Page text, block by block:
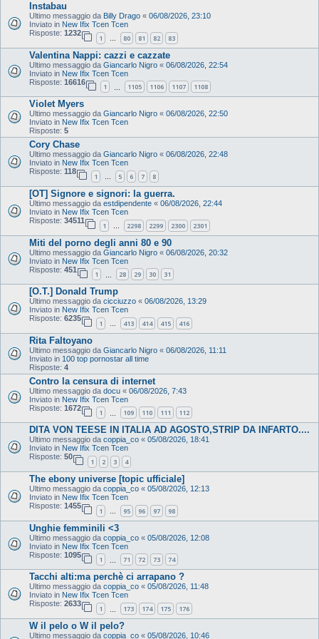
Instabau
Ultimo messaggio da Billy Drago « 06/08/2026, 23:10
Inviato in New Ifix Tcen Tcen
Risposte: 1232
1 … 80 81 82 83
Valentina Nappi: cazzi e cazzate
Ultimo messaggio da Giancarlo Nigro « 06/08/2026, 22:54
Inviato in New Ifix Tcen Tcen
Risposte: 16616
1 1105 1106 1107 1108
Violet Myers
Ultimo messaggio da Giancarlo Nigro « 06/08/2026, 22:50
Inviato in New Ifix Tcen Tcen
Risposte: 5
Cory Chase
Ultimo messaggio da Giancarlo Nigro « 06/08/2026, 22:48
Inviato in New Ifix Tcen Tcen
Risposte: 118
1 … 5 6 7 8
[OT] Signore e signori: la guerra.
Ultimo messaggio da estdipendente « 06/08/2026, 22:44
Inviato in New Ifix Tcen Tcen
Risposte: 34511
1 … 2298 2299 2300 2301
Miti del porno degli anni 80 e 90
Ultimo messaggio da Giancarlo Nigro « 06/08/2026, 20:32
Inviato in New Ifix Tcen Tcen
Risposte: 451
1 28 29 30 31
[O.T.] Donald Trump
Ultimo messaggio da cicciuzzo « 06/08/2026, 13:29
Inviato in New Ifix Tcen Tcen
Risposte: 6235
1 … 413 414 415 416
Rita Faltoyano
Ultimo messaggio da Giancarlo Nigro « 06/08/2026, 11:11
Inviato in 100 top pornostar all time
Risposte: 4
Contro la censura di internet
Ultimo messaggio da docu « 06/08/2026, 7:43
Inviato in New Ifix Tcen Tcen
Risposte: 1672
1 109 110 111 112
DITA VON TEESE IN ITALIA AD AGOSTO,STRIP DA INFARTO....
Ultimo messaggio da coppia_co « 05/08/2026, 18:41
Inviato in New Ifix Tcen Tcen
Risposte: 50
1 2 3 4
The ebony universe [topic ufficiale]
Ultimo messaggio da coppia_co « 05/08/2026, 12:13
Inviato in New Ifix Tcen Tcen
Risposte: 1455
1 … 95 96 97 98
Unghie femminili <3
Ultimo messaggio da coppia_co « 05/08/2026, 12:08
Inviato in New Ifix Tcen Tcen
Risposte: 1095
1 71 72 73 74
Tacchi alti:ma perchè ci arrapano ?
Ultimo messaggio da coppia_co « 05/08/2026, 11:48
Inviato in New Ifix Tcen Tcen
Risposte: 2633
1 173 174 175 176
W il pelo o W il pelo?
Ultimo messaggio da coppia_co « 05/08/2026, 10:46